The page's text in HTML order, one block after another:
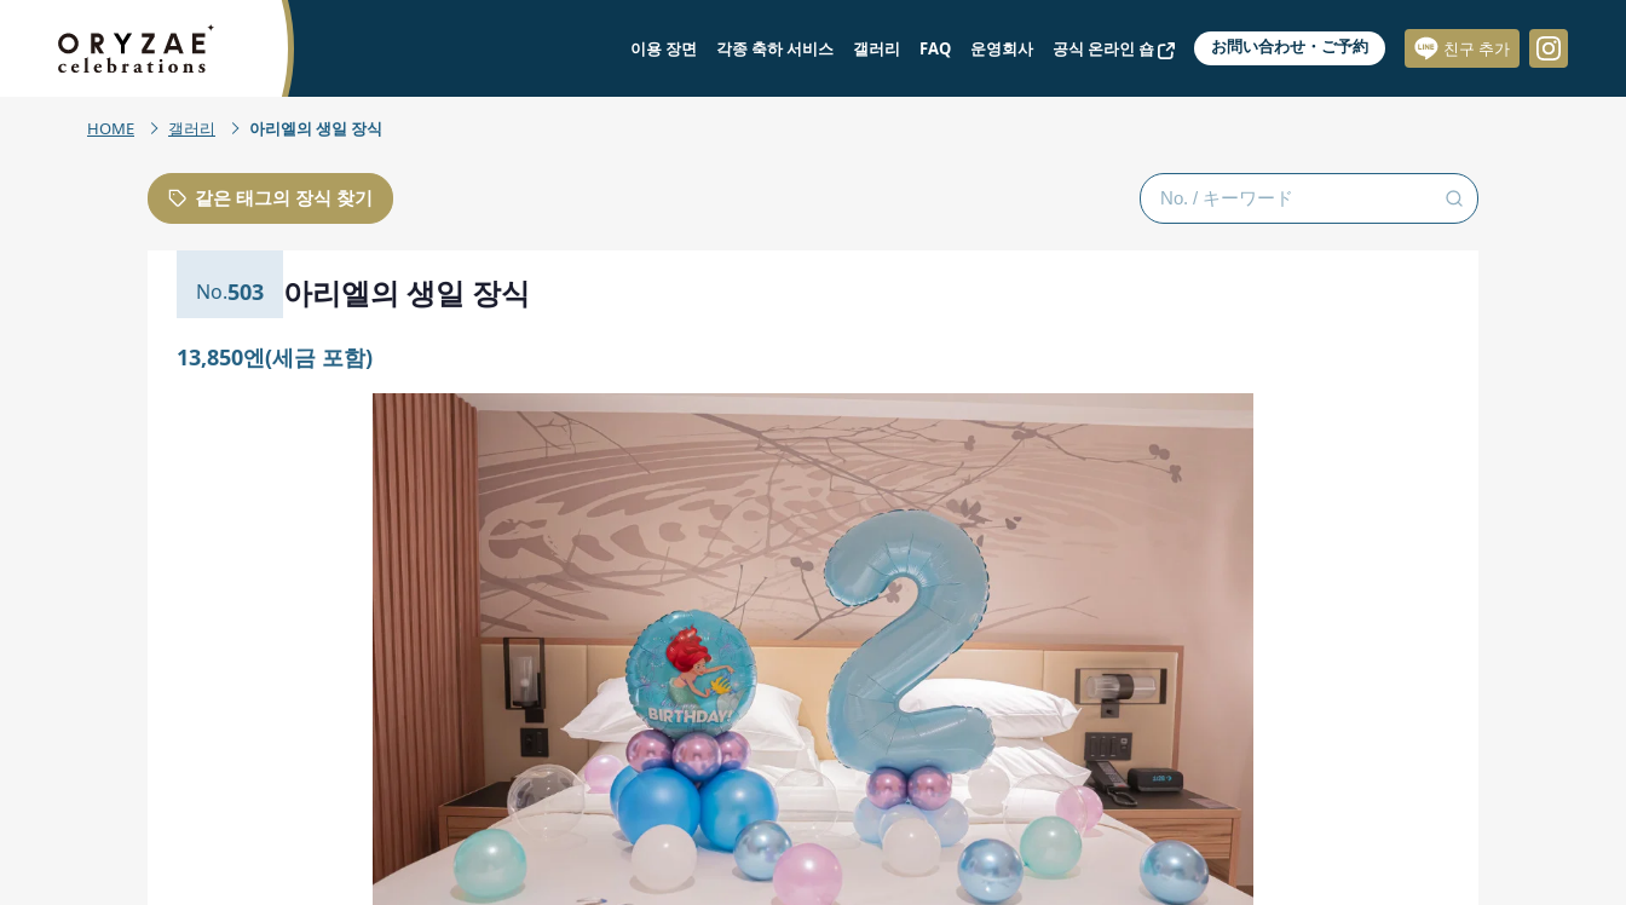
이용 장면 각종 축하 서비스 갤러리 FAQ 운영회사 공식 온라인 숍 お問い合わせ・ご予約 친구 추가
HOME 갤러리 아리엘의 생일 장식
같은 태그의 장식 찾기
503 아리엘의 생일 장식
13,850엔(세금 포함)